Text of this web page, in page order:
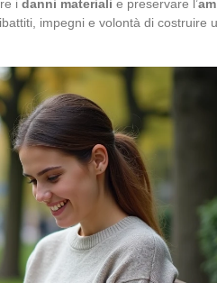
i danni materiali e preservare l’
impegni e volontà di costruire